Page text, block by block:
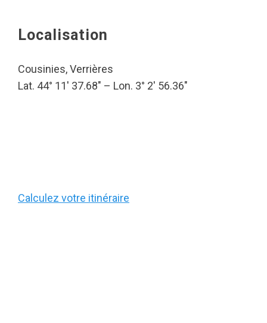
Localisation
Cousinies, Verrières
Lat. 44° 11′ 37.68″ – Lon. 3° 2′ 56.36″
Calculez votre itinéraire